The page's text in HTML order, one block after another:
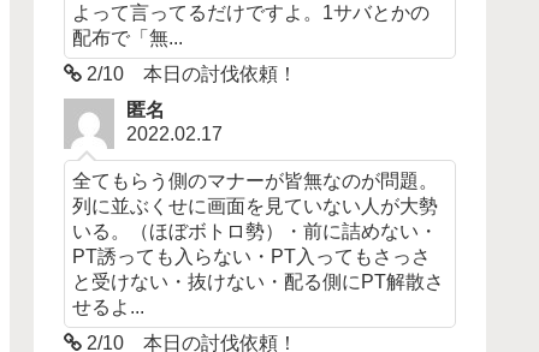
よって言ってるだけですよ。1サバとかの
配布で「無...
2/10 本日の討伐依頼！
匿名
2022.02.17
全てもらう側のマナーが皆無なのが問題。
列に並ぶくせに画面を見ていない人が大勢
いる。（ほぼボトロ勢）・前に詰めない・
PT誘っても入らない・PT入ってもさっさ
と受けない・抜けない・配る側にPT解散さ
せるよ...
2/10 本日の討伐依頼！